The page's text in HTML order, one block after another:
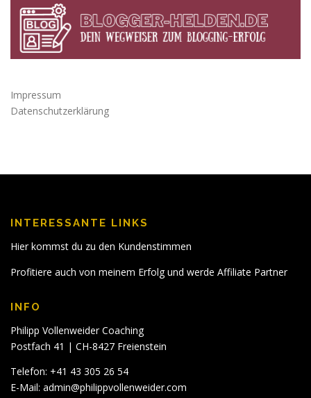
Impressum
Datenschutzerklärung
INTERESSANTE LINKS
Hier kommst du zu den Kundenstimmen
Profitiere auch von meinem Erfolg und werde Affiliate Partner
INFO
Philipp Vollenweider Coaching
Postfach 41 | CH-8427 Freienstein
Telefon: +41 43 305 26 54
E-Mail: admin@philippvollenweider.com